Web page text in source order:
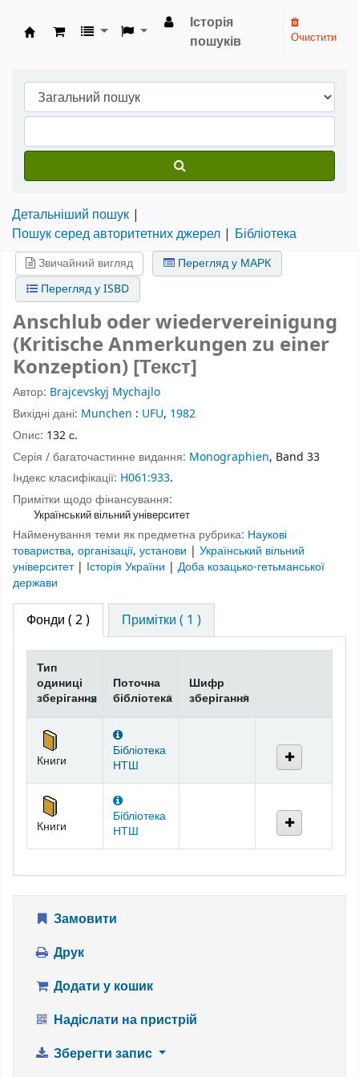
Бібліотека НТШ › Електронний каталог
Історія
пошуків
Очистити
Детальніший пошук
Пошук серед авторитетних джерел
Бібліотека
Звичайний вигляд
Перегляд у МАРК
Перегляд у ISBD
Anschlub oder wiedervereinigung
(Kritische Anmerkungen zu einer
Konzeption) [Текст]
Автор: Brajcevskyj Mychajlo
Вихідні дані: Munchen : UFU, 1982
Опис: 132 с.
Серія / багаточастинне видання: Monographien, Band 33
Індекс класифікації: H061:933.
Примітки щодо фінансування:
Український вільний університет
Найменування теми як предметна рубрика: Наукові
товариства, організації, установи | Український вільний
університет | Історія України | Доба козацько-гетьманської
держави
Фонди ( 2 ) Примітки ( 1 )
Фонди
Тип
одиниці
зберігання
Поточна
бібліотека
Шифр
зберігання
Книги
Бібліотека
НТШ
Книги
Бібліотека
НТШ
Замовити
Друк
Додати у кошик
Надіслати на пристрій
Зберегти запис